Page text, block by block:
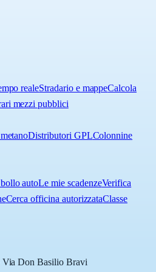
realeStradario e mappeCalcola
mezzi pubblici
Distributori GPLColonnine
autoLe mie scadenzeVerifica
Cerca officina autorizzataClasse
Via Don Basilio Bravi